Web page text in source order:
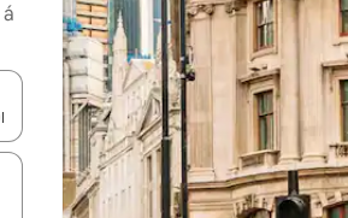
örvalyklana eða skoða með því að snerta